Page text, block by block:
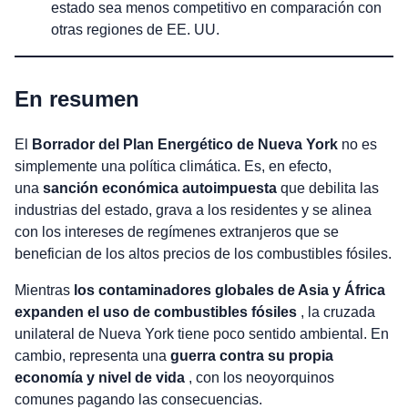
estado sea menos competitivo en comparación con
otras regiones de EE. UU.
En resumen
El Borrador del Plan Energético de Nueva York no es
simplemente una política climática. Es, en efecto,
una sanción económica autoimpuesta que debilita las
industrias del estado, grava a los residentes y se alinea
con los intereses de regímenes extranjeros que se
benefician de los altos precios de los combustibles fósiles.
Mientras los contaminadores globales de Asia y África
expanden el uso de combustibles fósiles , la cruzada
unilateral de Nueva York tiene poco sentido ambiental. En
cambio, representa una guerra contra su propia
economía y nivel de vida , con los neoyorquinos
comunes pagando las consecuencias.